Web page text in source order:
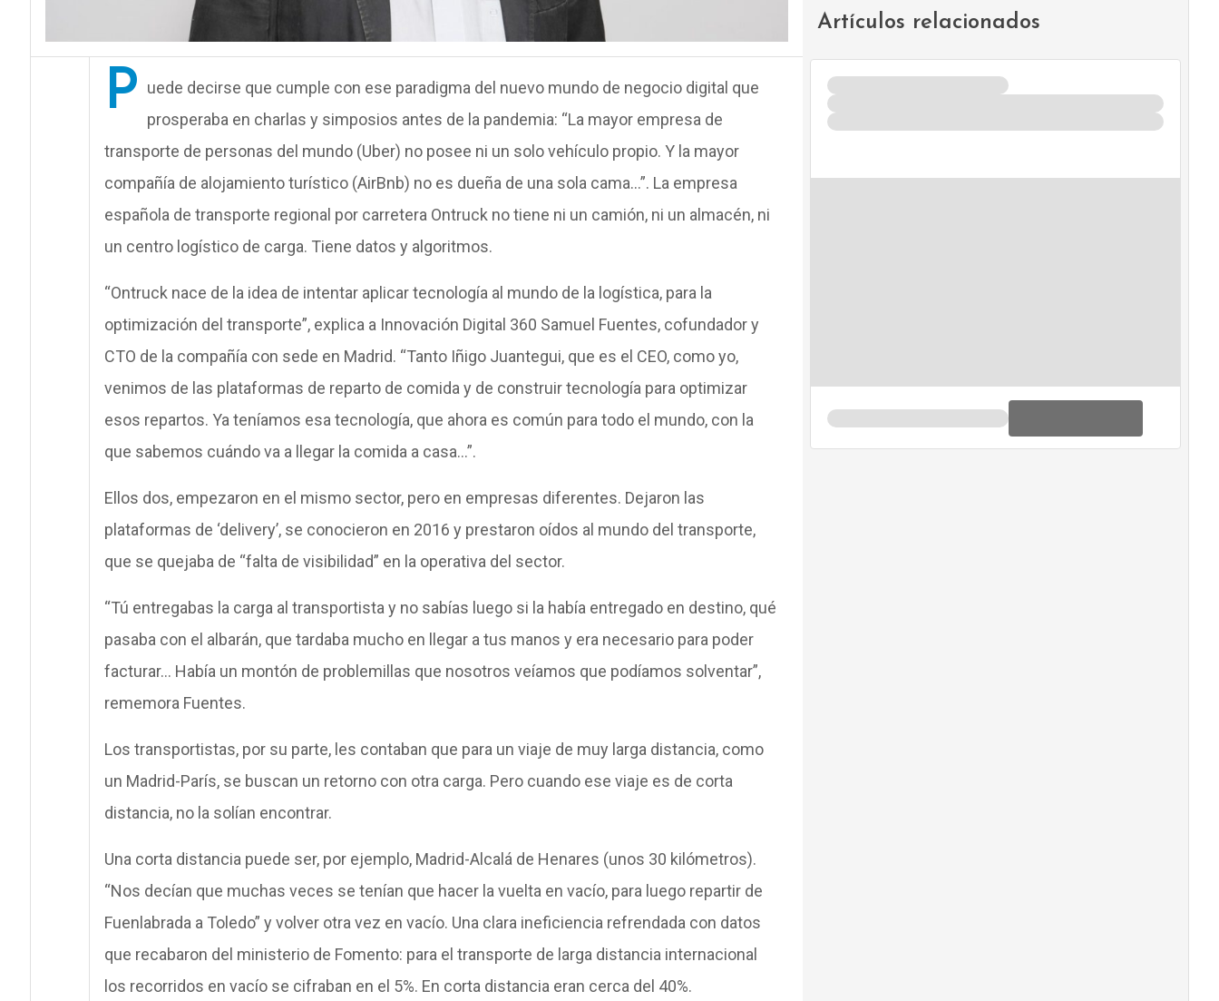
P uede decirse que cumple con ese paradigma del nuevo mundo de negocio digital que
prosperaba en charlas y simposios antes de la pandemia: “La mayor empresa de
transporte de personas del mundo (Uber) no posee ni un solo vehículo propio. Y la mayor
compañía de alojamiento turístico (AirBnb) no es dueña de una sola cama…”. La empresa
española de transporte regional por carretera Ontruck no tiene ni un camión, ni un almacén, ni
un centro logístico de carga. Tiene datos y algoritmos.
“Ontruck nace de la idea de intentar aplicar tecnología al mundo de la logística, para la
optimización del transporte”, explica a Innovación Digital 360 Samuel Fuentes, cofundador y
CTO de la compañía con sede en Madrid. “Tanto Iñigo Juantegui, que es el CEO, como yo,
venimos de las plataformas de reparto de comida y de construir tecnología para optimizar
esos repartos. Ya teníamos esa tecnología, que ahora es común para todo el mundo, con la
que sabemos cuándo va a llegar la comida a casa…”.
Ellos dos, empezaron en el mismo sector, pero en empresas diferentes. Dejaron las
plataformas de ‘delivery’, se conocieron en 2016 y prestaron oídos al mundo del transporte,
que se quejaba de “falta de visibilidad” en la operativa del sector.
“Tú entregabas la carga al transportista y no sabías luego si la había entregado en destino, qué
pasaba con el albarán, que tardaba mucho en llegar a tus manos y era necesario para poder
facturar… Había un montón de problemillas que nosotros veíamos que podíamos solventar”,
rememora Fuentes.
Los transportistas, por su parte, les contaban que para un viaje de muy larga distancia, como
un Madrid-París, se buscan un retorno con otra carga. Pero cuando ese viaje es de corta
distancia, no la solían encontrar.
Una corta distancia puede ser, por ejemplo, Madrid-Alcalá de Henares (unos 30 kilómetros).
“Nos decían que muchas veces se tenían que hacer la vuelta en vacío, para luego repartir de
Fuenlabrada a Toledo” y volver otra vez en vacío. Una clara ineficiencia refrendada con datos
que recabaron del ministerio de Fomento: para el transporte de larga distancia internacional
los recorridos en vacío se cifraban en el 5%. En corta distancia eran cerca del 40%.
Artículos relacionados